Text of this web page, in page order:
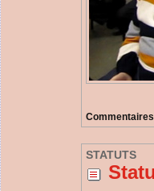
STATUTS